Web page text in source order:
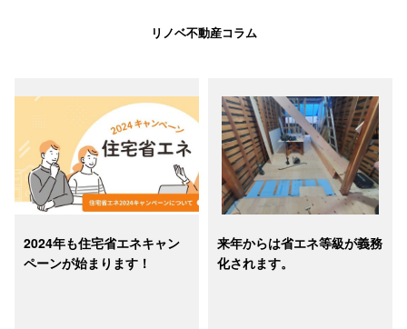
リノベ不動産コラム
2024年も住宅省エネキャン
ペーンが始まります！
来年からは省エネ等級が義務
化されます。